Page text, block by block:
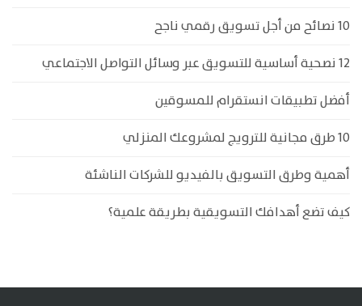
10 نصائح من أجل تسويق رقمي ناجح
12 نصحية أساسية للتسويق عبر وسائل التواصل الاجتماعي
أفضل تطبيقات انستقرام للمسوقين
10 طرق مجانية للترويج لمشروعك المنزلي
أهمية وطرق التسويق بالفيديو للشركات الناشئة
كيف تضع أهدافك التسويقية بطريقة علمية؟